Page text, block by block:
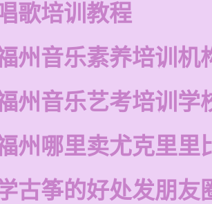
歌培训教程
州音乐素养培训机
州音乐艺考培训学
州哪里卖尤克里里
古筝的好处发朋友